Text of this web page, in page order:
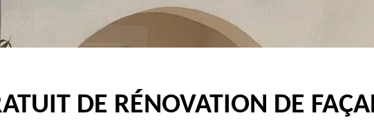
DE RÉNOVATION DE